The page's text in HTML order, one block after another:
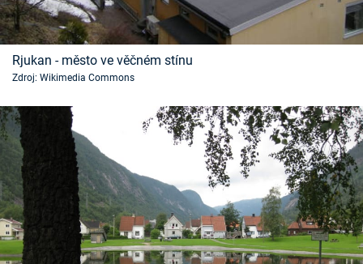
Rjukan - město ve věčném stínu
Zdroj: Wikimedia Commons